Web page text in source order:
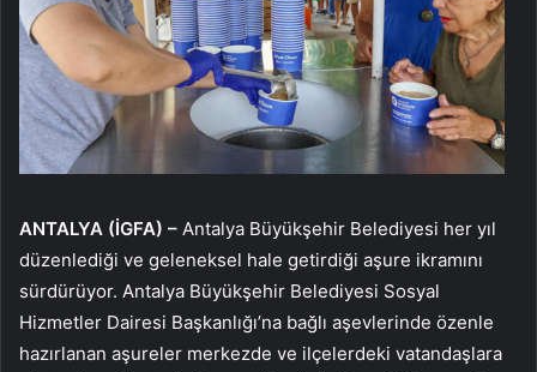
ANTALYA (İGFA) – Antalya Büyükşehir Belediyesi her yıl
düzenlediği ve geleneksel hale getirdiği aşure ikramını
sürdürüyor. Antalya Büyükşehir Belediyesi Sosyal
Hizmetler Dairesi Başkanlığı’na bağlı aşevlerinde özenle
hazırlanan aşureler merkezde ve ilçelerdeki vatandaşlara